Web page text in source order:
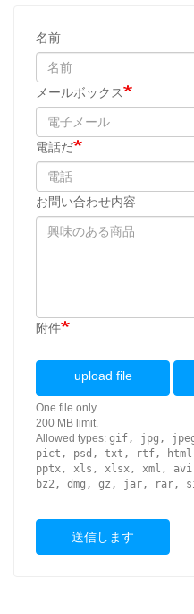
名前
メールボックス
電話だ
お問い合わせ内容
附件
upload file
One file only.
200 MB limit.
Allowed types: gif, jpg,
pict, psd, txt, rtf,
pptx, xls, xlsx, xml, avi,
bz2, dmg, gz, jar, rar,
送信します